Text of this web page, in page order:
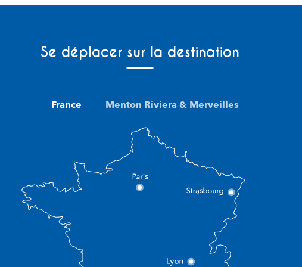
Se déplacer sur la destination
France Menton Riviera & Merveilles